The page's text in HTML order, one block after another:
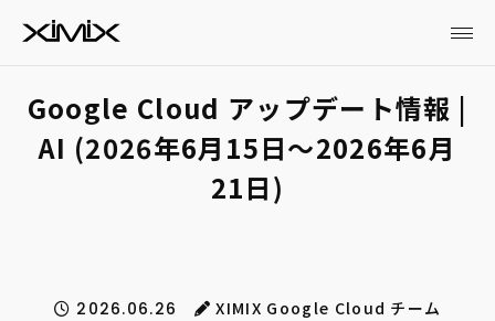
Google Cloud アップデート情報 |
AI (2026年6月15日〜2026年6月
21日)
2026.06.26 XIMIX Google Cloud チーム